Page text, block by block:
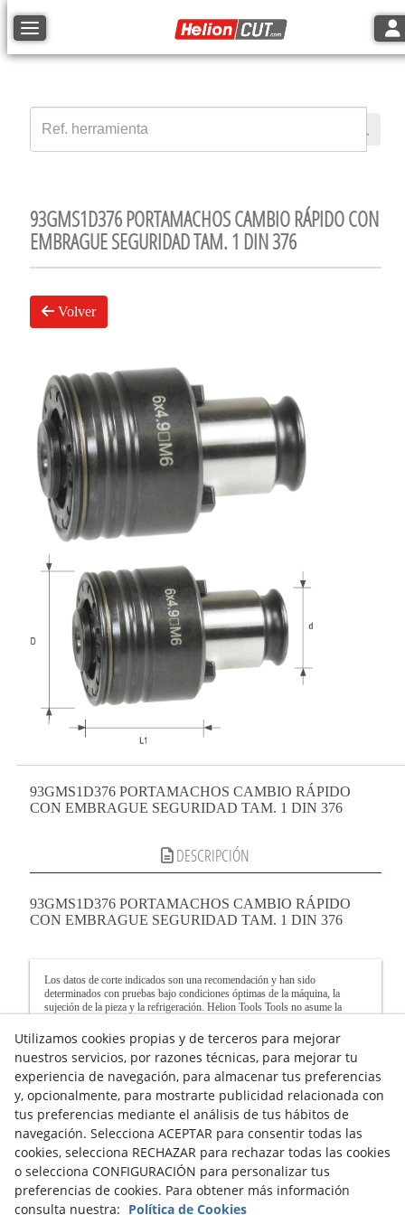
Toggle navigation
93GMS1D376 PORTAMACHOS CAMBIO RÁPIDO CON
EMBRAGUE SEGURIDAD TAM. 1 DIN 376
Volver
93GMS1D376 PORTAMACHOS CAMBIO RÁPIDO
CON EMBRAGUE SEGURIDAD TAM. 1 DIN 376
DESCRIPCIÓN
93GMS1D376 PORTAMACHOS CAMBIO RÁPIDO
CON EMBRAGUE SEGURIDAD TAM. 1 DIN 376
Los datos de corte indicados son una recomendación y han sido
determinados con pruebas bajo condiciones óptimas de la máquina, la
sujeción de la pieza y la refrigeración. Helion Tools Tools no asume la
calcularse y ajustarse siempre a la capacidad de trabajo de cada máquina.
Recomendación: Si la velocidad de giro de la que dispone es inferior a la
que se indica en la tabla, el avance debe reducirse en la misma proporción.
Para realizar ranurados, reduzca un 60% la velocidad de avance y al fresar
en esquinas, recomendamos reducir el avance alrededor de un 50%.
Aviso legal Política de Cookies Política de Privacidad
Utilizamos cookies propias y de terceros para mejorar
nuestros servicios, por razones técnicas, para mejorar tu
experiencia de navegación, para almacenar tus preferencias
y, opcionalmente, para mostrarte publicidad relacionada con
tus preferencias mediante el análisis de tus hábitos de
navegación. Selecciona ACEPTAR para consentir todas las
cookies, selecciona RECHAZAR para rechazar todas las cookies
o selecciona CONFIGURACIÓN para personalizar tus
preferencias de cookies. Para obtener más información
consulta nuestra: Política de Cookies